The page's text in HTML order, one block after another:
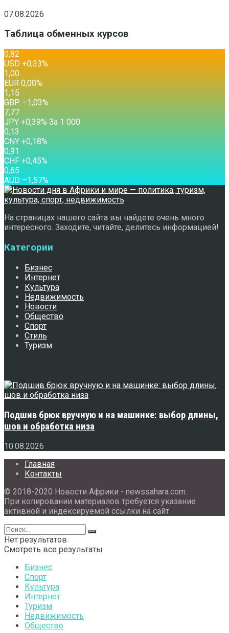
07.08.2026
Таблица обменных курсов
0,82
USD +0,33%
1,00
EUR 0,00%
1,15
GBP –1,03%
7,77
JPY +0,39% За 1 000
0,13
CNY +0,18%
0,91
CHF +0,45%
0,65
AUD –1,57%
На страницах нашего сайта вы найдете очень много
интересного. Заходите, читайте, делитесь информацией!
Категории
Бизнес
Интернет
Культура
Недвижимость
Новости
Общество
Спорт
Стиль
Туризм
Подшив брюк вручную и на машинке: выбор длины,
шов и обработка низа
10.08.2026
Главная
Контакты
© 2018-2020 Новости Африки - newssahara.com.
При копировании материалов требуется указание
активной и индексируемой ссылки на сайт.
Нет результатов
Смотреть все результаты
Бизнес
Спорт
Культура
Интернет
Туризм
Недвижимость
Общество